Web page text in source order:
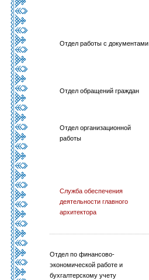
Отдел работы с документами
Отдел обращений граждан
Отдел организационной
работы
Служба обеспечения
деятельности главного
архитектора
Отдел по финансово-
экономической работе и
бухгалтерскому учету